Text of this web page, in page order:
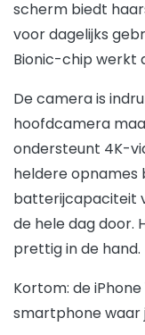
scherm biedt
voor dagelijks
Bionic-chip werkt
De camera is
hoofdcamera
ondersteunt 4K-
heldere opnames
batterijcapaciteit
de hele dag door.
prettig in de hand.
Kortom: de
smartphone waar